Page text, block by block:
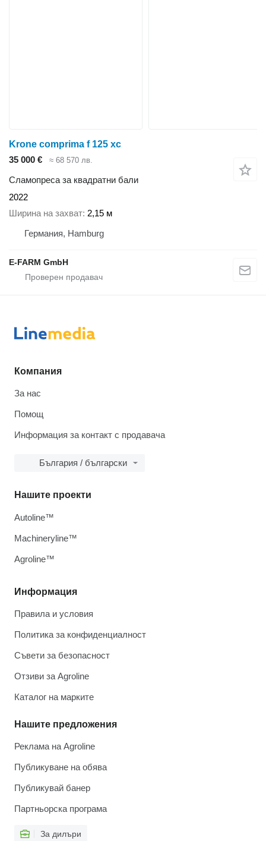
Krone comprima f 125 xc
35 000 €
≈ 68 570 лв.
Сламопреса за квадратни бали
2022
Ширина на захват 2,15 м
Германия, Hamburg
E-FARM GmbH
Компания
За нас
Помощ
Информация за контакт с продавача
България / български
Информация
Правила и условия
Политика за конфиденциалност
Съвети за безопасност
Отзиви за Agroline
Каталог на марките
Нашите предложения
Реклама на Agroline
Публикуване на обява
Публикувай банер
Партньорска програма
За дилъри
Нашите проекти
Autoline™
Machineryline™
Agroline™